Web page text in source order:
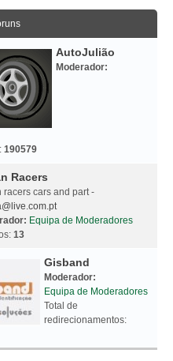
AutoJulião
Moderador:
190579
Racers
racers cars and part -
Equipa de Moderadores
13
Gisband
Moderador:
Equipa de Moderadores
Total de
redirecionamentos: